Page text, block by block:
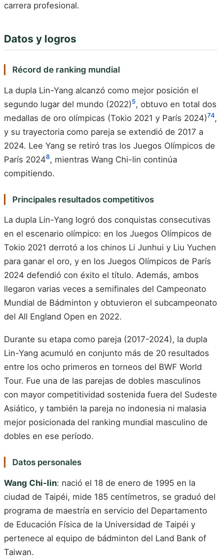
carrera profesional.
Datos y logros
Récord de ranking mundial
La dupla Lin-Yang alcanzó como mejor posición el
segundo lugar del mundo (2022)5, obtuvo en total dos
medallas de oro olímpicas (Tokio 2021 y París 2024)74,
y su trayectoria como pareja se extendió de 2017 a
2024. Lee Yang se retiró tras los Juegos Olímpicos de
París 20248, mientras Wang Chi-lin continúa
compitiendo.
Principales resultados competitivos
La dupla Lin-Yang logró dos conquistas consecutivas
en el escenario olímpico: en los Juegos Olímpicos de
Tokio 2021 derrotó a los chinos Li Junhui y Liu Yuchen
para ganar el oro, y en los Juegos Olímpicos de París
2024 defendió con éxito el título. Además, ambos
llegaron varias veces a semifinales del Campeonato
Mundial de Bádminton y obtuvieron el subcampeonato
del All England Open en 2022.
Durante su etapa como pareja (2017-2024), la dupla
Lin-Yang acumuló en conjunto más de 20 resultados
entre los ocho primeros en torneos del BWF World
Tour. Fue una de las parejas de dobles masculinos
con mayor competitividad sostenida fuera del Sudeste
Asiático, y también la pareja no indonesia ni malasia
mejor posicionada del ranking mundial masculino de
dobles en ese período.
Datos personales
Wang Chi-lin: nació el 18 de enero de 1995 en la
ciudad de Taipéi, mide 185 centímetros, se graduó del
programa de maestría en servicio del Departamento
de Educación Física de la Universidad de Taipéi y
pertenece al equipo de bádminton del Land Bank of
Taiwan.